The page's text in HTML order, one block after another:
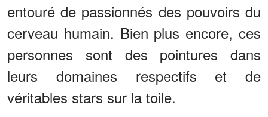
entouré de passionnés des pouvoirs du
cerveau humain. Bien plus encore, ces
personnes sont des pointures dans
leurs domaines respectifs et de
véritables stars sur la toile.